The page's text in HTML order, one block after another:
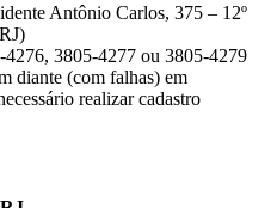
Antônio Carlos, 375 – 12º
3805-4277 ou 3805-4279
diante (com falhas) em
realizar cadastro